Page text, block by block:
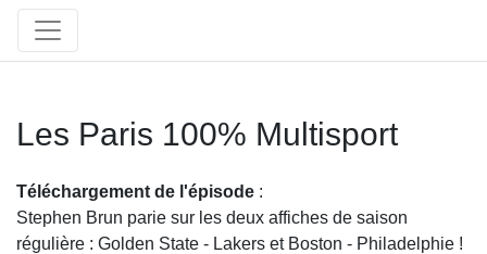
Les Paris 100% Multisport
Téléchargement de l'épisode :
Stephen Brun parie sur les deux affiches de saison
régulière : Golden State - Lakers et Boston - Philadelphie !